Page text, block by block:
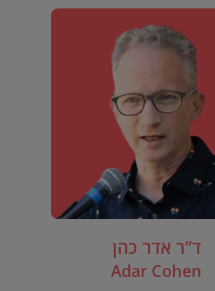
ד”ר אדר כהן
Adar Cohen